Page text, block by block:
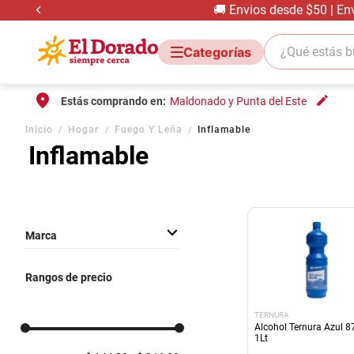
de alimentos comprando más de $4.000 |📍 Retiro
¿Qué estás
Estás comprando en: Maldonado y Punta del Este
Inicio Hogar Fuego Y Leña Inflamable
Inflamable
Marca
TERNURA
Rangos de precio
TERNURA
Alcohol Ternura Azul
1Lt